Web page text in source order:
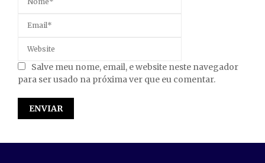
Salve meu nome, email, e website neste navegador
para ser usado na próxima ver que eu comentar.